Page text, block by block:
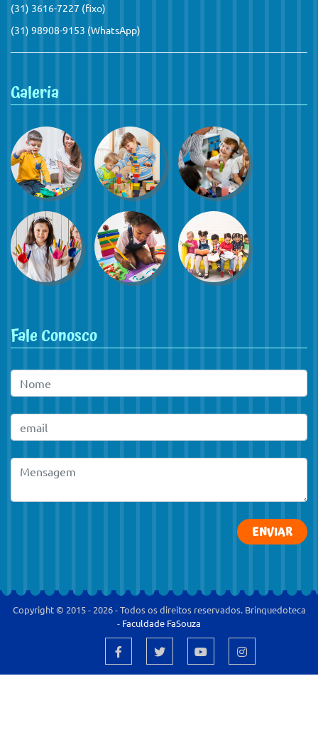
(31) 3616-7227 (fixo)
(31) 98908-9153 (WhatsApp)
Galeria
Fale Conosco
ENVIAR
Copyright © 2015 - 2026- Todos os direitos reservados. Brinquedoteca
- Faculdade FaSouza